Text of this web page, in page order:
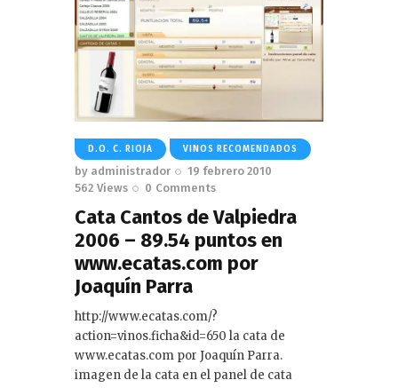
D.O. C. RIOJA VINOS RECOMENDADOS
by administrador
19 febrero 2010
562 Views 0 Comments
Cata Cantos de Valpiedra
2006 – 89.54 puntos en
www.ecatas.com por
Joaquín Parra
http://www.ecatas.com/?
action=vinos.ficha&id=650 la cata de
www.ecatas.com por Joaquín Parra.
imagen de la cata en el panel de cata